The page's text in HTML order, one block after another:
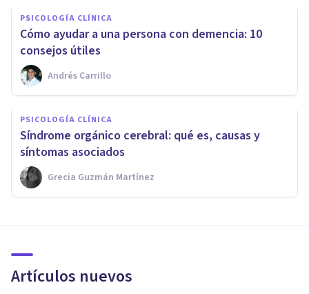
PSICOLOGÍA CLÍNICA
Cómo ayudar a una persona con demencia: 10
consejos útiles
Andrés Carrillo
PSICOLOGÍA CLÍNICA
Síndrome orgánico cerebral: qué es, causas y
síntomas asociados
Grecia Guzmán Martínez
Artículos nuevos